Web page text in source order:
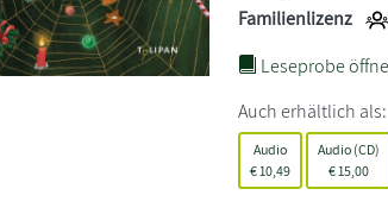
Familienlizenz
Leseprobe
Auch erhältlich als:
Audio
€ 10,49
Audio (CD)
€ 15,00